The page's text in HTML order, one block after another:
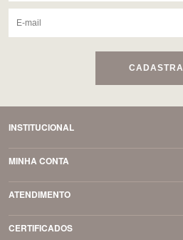
INSTITUCIONAL
MINHA CONTA
ATENDIMENTO
CERTIFICADOS